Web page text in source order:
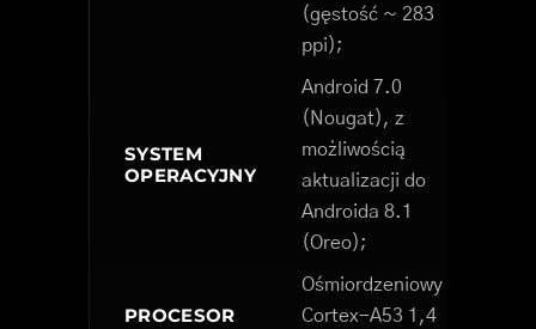
(gęstość ~ 283
ppi);
SYSTEM
OPERACYJNY
Android 7.0
(Nougat), z
możliwością
aktualizacji do
Androida 8.1
(Oreo);
PROCESOR
Ośmiordzeniowy
Cortex-A53 1,4